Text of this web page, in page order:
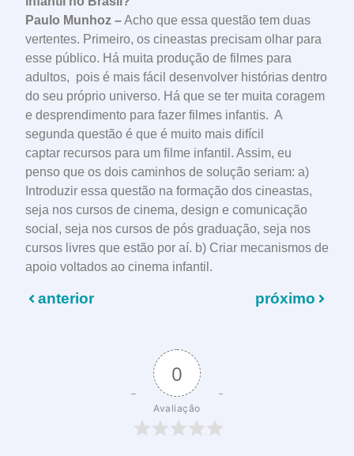
Paulo Munhoz –Acho que essa questão tem duas
vertentes. Primeiro, os cineastas precisam olhar para
esse público. Há muita produção de filmes para
adultos, pois é mais fácil desenvolver histórias dentro
do seu próprio universo. Há que se ter muita coragem
e desprendimento para fazer filmes infantis. A
segunda questão é que é muito mais difícil
captar recursos para um filme infantil. Assim, eu
penso que os dois caminhos de solução seriam: a)
Introduzir essa questão na formação dos cineastas,
seja nos cursos de cinema, design e comunicação
social, seja nos cursos de pós graduação, seja nos
cursos livres que estão por aí. b) Criar mecanismos de
apoio voltados ao cinema infantil.
anterior próximo
0
Avaliação